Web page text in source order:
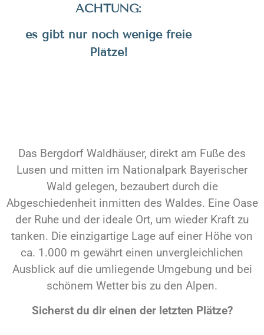
ACHTUNG:
es gibt nur noch wenige freie
Plätze!
Das Bergdorf Waldhäuser, direkt am Fuße des
Lusen und mitten im Nationalpark Bayerischer
Wald gelegen, bezaubert durch die
Abgeschiedenheit inmitten des Waldes. Eine Oase
der Ruhe und der ideale Ort, um wieder Kraft zu
tanken. Die einzigartige Lage auf einer Höhe von
ca. 1.000 m gewährt einen unvergleichlichen
Ausblick auf die umliegende Umgebung und bei
schönem Wetter bis zu den Alpen.
Sicherst du dir einen der letzten Plätze?